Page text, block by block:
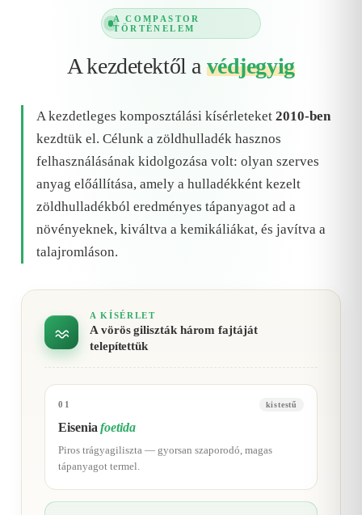
A COMPASTOR
TÖRTÉNELEM
A kezdetektől a védjegyig
A kezdetleges komposztálási kísérleteket 2010-ben
kezdtük el. Célunk a zöldhulladék hasznos
felhasználásának kidolgozása volt: olyan szerves
anyag előállítása, amely a hulladékként kezelt
zöldhulladékból eredményes tápanyagot ad a
növényeknek, kiváltva a kemikáliákat, és javítva a
talajromláson.
A KÍSÉRLET
A vörös giliszták három fajtáját
telepítettük
01 kistestű
Eiseniafoetida
Piros trágyagiliszta — gyorsan szaporodó, magas
tápanyagot termel.